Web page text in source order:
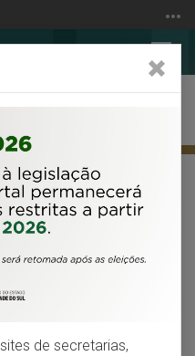
a
busca
de secretarias,
de áreas
com alto grau
a cobertura original